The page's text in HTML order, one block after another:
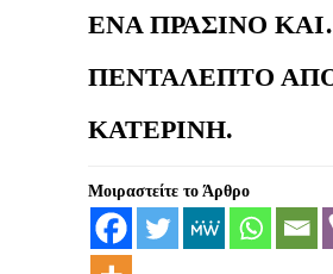
ΕΝΑ ΠΡΑΣΙΝΟ
ΠΕΝΤΑΛΕΠΤΟ
ΚΑΤΕΡΙΝΗ.
Μοιραστείτε το Άρθρο